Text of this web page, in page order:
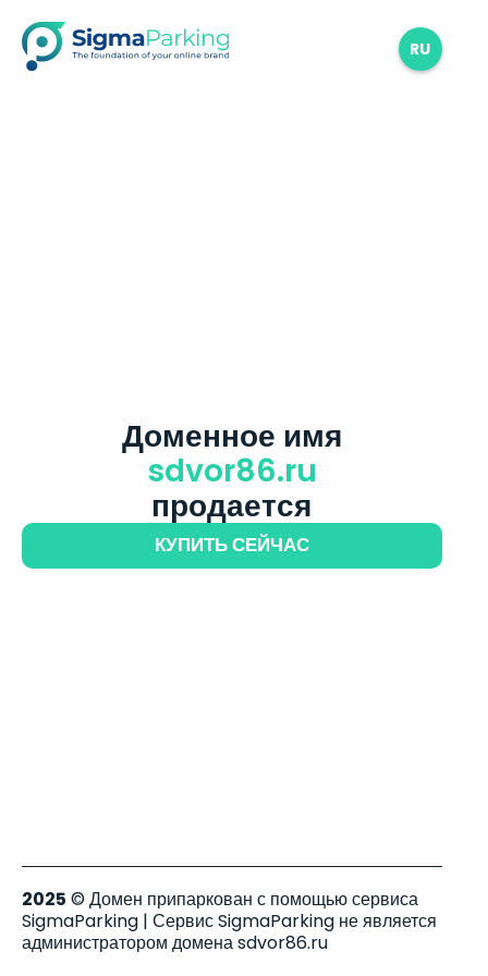
RU
Доменное имя
sdvor86.ru
продается
КУПИТЬ СЕЙЧАС
2025 © Домен припаркован с помощью сервиса
SigmaParking | Сервис SigmaParking не является
администратором домена sdvor86.ru